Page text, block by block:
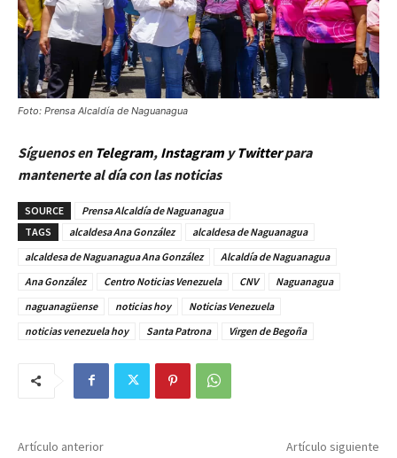
Foto: Prensa Alcaldía de Naguanagua
Síguenos en Telegram, InstagramyTwitterpara
mantenerte al día con las noticias
SOURCE
Prensa Alcaldía de Naguanagua
TAGS
alcaldesa Ana González
alcaldesa de Naguanagua
alcaldesa de Naguanagua Ana González
Alcaldía de Naguanagua
Ana González
Centro Noticias Venezuela CNV
Naguanagua
naguanagüense
noticias hoy
Noticias Venezuela
noticias venezuela hoy
Santa Patrona Virgen de Begoña
Artículo anterior Artículo siguiente